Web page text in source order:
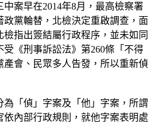
案早在2014年8月，最高檢察署
黨輪替，北檢決定重啟調查，面
指出簽結屬行政程序，並未如同
《刑事訴訟法》第260條「不得
會、民眾多人告發，所以重新偵
「偵」字案及「他」字案，所謂
依內部行政規則，就他字案表明處